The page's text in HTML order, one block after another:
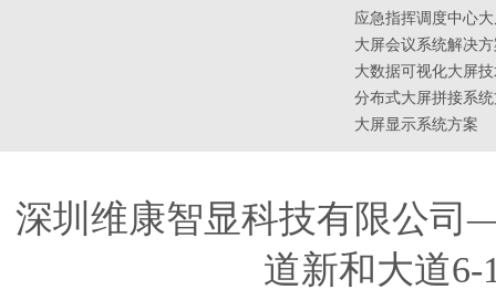
应急指挥调度中心
大屏会议系统解决
大数据可视化大屏
分布式大屏拼接系
大屏显示系统方案
深圳维康智显科技有限公
道新和大道6-